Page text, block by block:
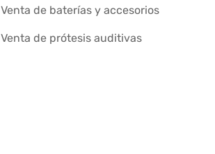
Venta de baterías y accesorios
Venta de prótesis auditivas